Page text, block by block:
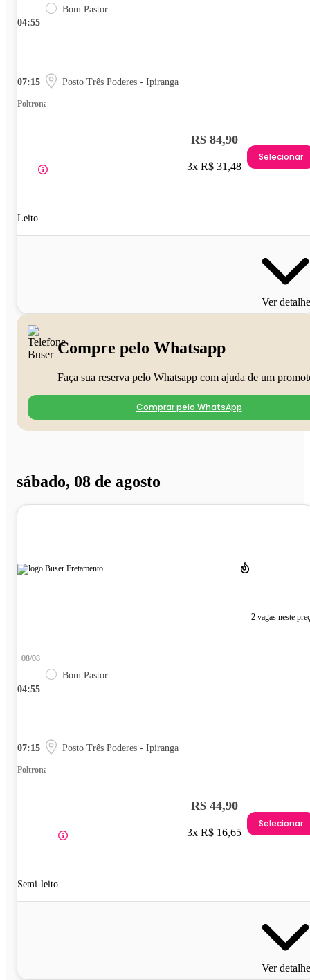
04:55
Bom Pastor
07:15 Posto Três Poderes - Ipiranga
Poltrona
Leito
R$ 84,90
3x R$ 31,48
Selecionar
Ver
Compre pelo Whatsapp
Faça sua reserva pelo Whatsapp com ajuda de um
Comprar pelo WhatsApp
sábado, 08 de agosto
2 vagas neste
04:55
08/08
Bom Pastor
07:15 Posto Três Poderes - Ipiranga
Poltrona
Semi-leito
R$ 44,90
3x R$ 16,65
Selecionar
Ver